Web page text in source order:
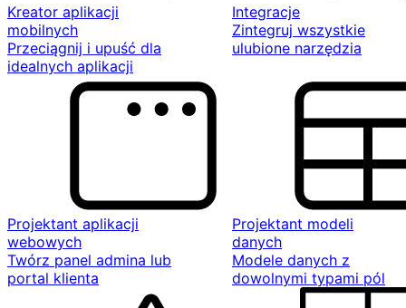
Kreator aplikacji
mobilnych
Przeciągnij i upuść dla
idealnych aplikacji
Integracje
Zintegruj wszystkie
ulubione narzędzia
Projektant aplikacji
webowych
Twórz panel admina lub
portal klienta
Projektant modeli
danych
Modele danych z
dowolnymi typami pól